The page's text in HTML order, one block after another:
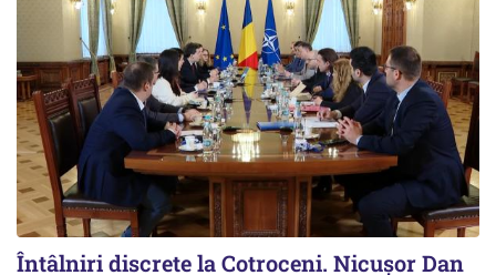
Întâlniri discrete la Cotroceni. Nicușor Dan